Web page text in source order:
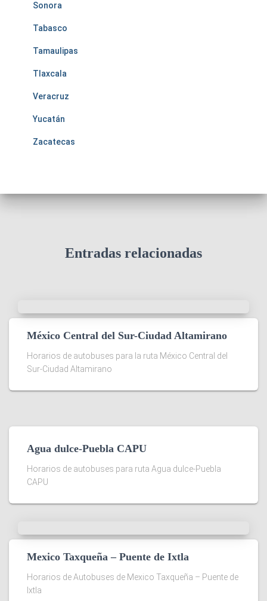
Sonora
Tabasco
Tamaulipas
Tlaxcala
Veracruz
Yucatán
Zacatecas
Entradas relacionadas
México Central del Sur-Ciudad Altamirano
Horarios de autobuses para la ruta México Central del
Sur-Ciudad Altamirano
Agua dulce-Puebla CAPU
Horarios de autobuses para ruta Agua dulce-Puebla
CAPU
Mexico Taxqueña – Puente de Ixtla
Horarios de Autobuses de Mexico Taxqueña – Puente de
Ixtla